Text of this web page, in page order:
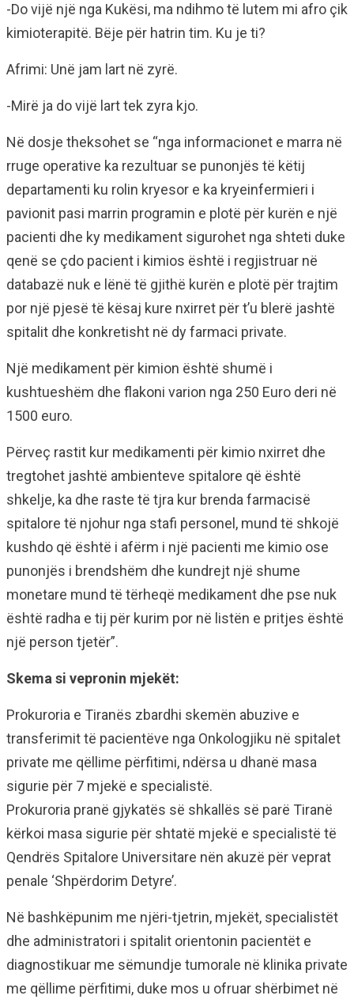
-Do vijë një nga Kukësi, ma ndihmo të lutem mi afro çik
kimioterapitë. Bëje për hatrin tim. Ku je ti?
Afrimi: Unë jam lart në zyrë.
-Mirë ja do vijë lart tek zyra kjo.
Në dosje theksohet se “nga informacionet e marra në
rruge operative ka rezultuar se punonjës të këtij
departamenti ku rolin kryesor e ka kryeinfermieri i
pavionit pasi marrin programin e plotë për kurën e një
pacienti dhe ky medikament sigurohet nga shteti duke
qenë se çdo pacient i kimios është i regjistruar në
databazë nuk e lënë të gjithë kurën e plotë për trajtim
por një pjesë të kësaj kure nxirret për t’u blerë jashtë
spitalit dhe konkretisht në dy farmaci private.
Një medikament për kimion është shumë i
kushtueshëm dhe flakoni varion nga 250 Euro deri në
1500 euro.
Përveç rastit kur medikamenti për kimio nxirret dhe
tregtohet jashtë ambienteve spitalore që është
shkelje, ka dhe raste të tjra kur brenda farmacisë
spitalore të njohur nga stafi personel, mund të shkojë
kushdo që është i afërm i një pacienti me kimio ose
punonjës i brendshëm dhe kundrejt një shume
monetare mund të tërheqë medikament dhe pse nuk
është radha e tij për kurim por në listën e pritjes është
një person tjetër”.
Skema si vepronin mjekët:
Prokuroria e Tiranës zbardhi skemën abuzive e
transferimit të pacientëve nga Onkologjiku në spitalet
private me qëllime përfitimi, ndërsa u dhanë masa
sigurie për 7 mjekë e specialistë.
Prokuroria pranë gjykatës së shkallës së parë Tiranë
kërkoi masa sigurie për shtatë mjekë e specialistë të
Qendrës Spitalore Universitare nën akuzë për veprat
penale ‘Shpërdorim Detyre’.
Në bashkëpunim me njëri-tjetrin, mjekët, specialistët
dhe administratori i spitalit orientonin pacientët e
diagnostikuar me sëmundje tumorale në klinika private
me qëllime përfitimi, duke mos u ofruar shërbimet në